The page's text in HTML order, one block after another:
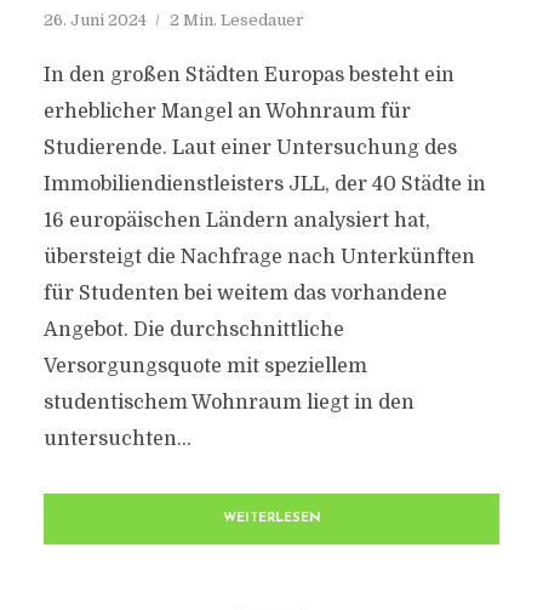
26. Juni 2024 2 Min. Lesedauer
In den großen Städten Europas besteht ein
erheblicher Mangel an Wohnraum für
Studierende. Laut einer Untersuchung des
Immobiliendienstleisters JLL, der 40 Städte in
16 europäischen Ländern analysiert hat,
übersteigt die Nachfrage nach Unterkünften
für Studenten bei weitem das vorhandene
Angebot. Die durchschnittliche
Versorgungsquote mit speziellem
studentischem Wohnraum liegt in den
untersuchten...
WEITERLESEN